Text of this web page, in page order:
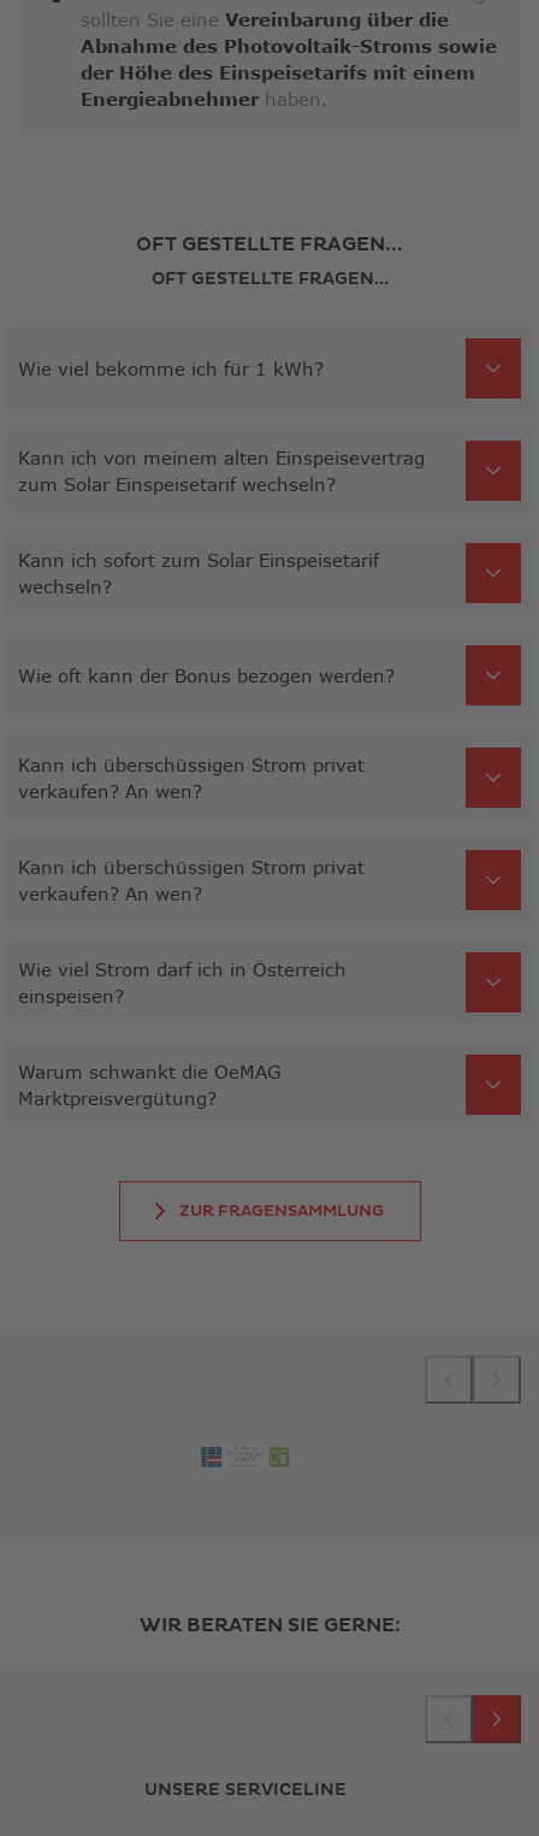
sollten Sie eine Vereinbarung über die
Abnahme des Photovoltaik-Stroms sowie
der Höhe des Einspeisetarifs mit einem
Energieabnehmer haben.
OFT GESTELLTE FRAGEN...
OFT GESTELLTE FRAGEN...
Wie viel bekomme ich für 1 kWh?
Kann ich von meinem alten Einspeisevertrag
zum Solar Einspeisetarif wechseln?
Kann ich sofort zum Solar Einspeisetarif
wechseln?
Wie oft kann der Bonus bezogen werden?
Kann ich überschüssigen Strom privat
verkaufen? An wen?
Kann ich überschüssigen Strom privat
verkaufen? An wen?
Wie viel Strom darf ich in Österreich
einspeisen?
Warum schwankt die OeMAG
Marktpreisvergütung?
ZUR FRAGENSAMMLUNG
FENSTER
WIR BERATEN SIE GERNE:
UNSERE SERVICELINE